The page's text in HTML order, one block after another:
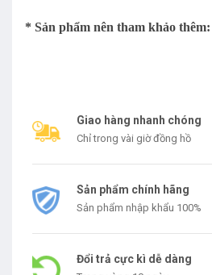
* Sản phẩm nên tham khảo thêm:
Giao hàng nhanh chóng
Chỉ trong vài giờ đồng hồ
Sản phẩm chính hãng
Sản phẩm nhập khẩu 100%
Đổi trả cực kì dễ dàng